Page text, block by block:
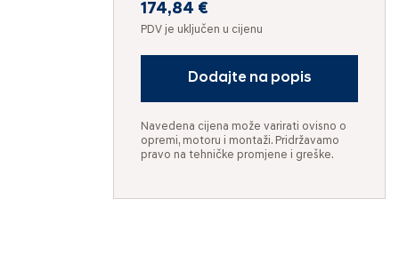
174,84 €
PDV je uključen u cijenu
Dodajte na popis
Navedena cijena može varirati ovisno o
opremi, motoru i montaži. Pridržavamo
pravo na tehničke promjene i greške.